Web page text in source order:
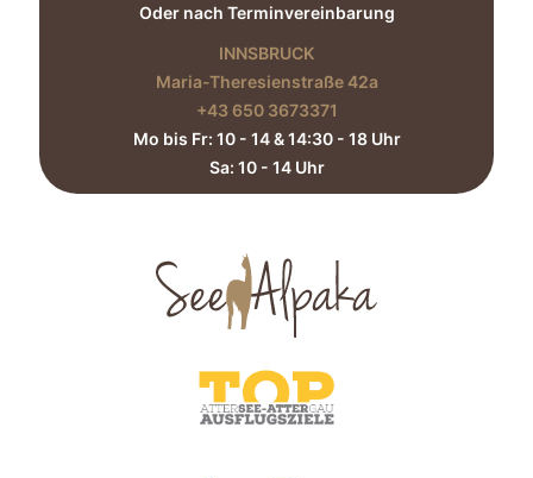
Oder nach Terminvereinbarung
INNSBRUCK
Maria-Theresienstraße 42a
+43 650 3673371‬
Mo bis Fr: 10 - 14 & 14:30 - 18 Uhr
Sa: 10 - 14 Uhr​